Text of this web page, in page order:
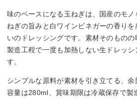
味のベースになる玉ねぎは、国産のモ
ねぎの旨みと白ワインビネガーの香り
いのドレッシングです。素材そのものの
製造工程で一度も加熱しない生ドレッシ
す。
シンプルな原料が素材を引き立てる、
容量は280ml、賞味期限は冷蔵保存で製